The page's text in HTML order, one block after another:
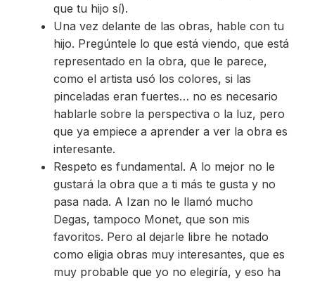
que tu hijo sí).
Una vez delante de las obras, hable con tu
hijo. Pregúntele lo que está viendo, que está
representado en la obra, que le parece,
como el artista usó los colores, si las
pinceladas eran fuertes… no es necesario
hablarle sobre la perspectiva o la luz, pero
que ya empiece a aprender a ver la obra es
interesante.
Respeto es fundamental. A lo mejor no le
gustará la obra que a ti más te gusta y no
pasa nada. A Izan no le llamó mucho
Degas, tampoco Monet, que son mis
favoritos. Pero al dejarle libre he notado
como eligia obras muy interesantes, que es
muy probable que yo no elegiría, y eso ha